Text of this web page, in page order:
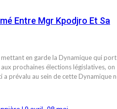
Entre Mgr Kpodjro Et Sa
en garde la Dynamique qui
prochaines élections législatives, on
a prévalu au sein de cette Dynamique